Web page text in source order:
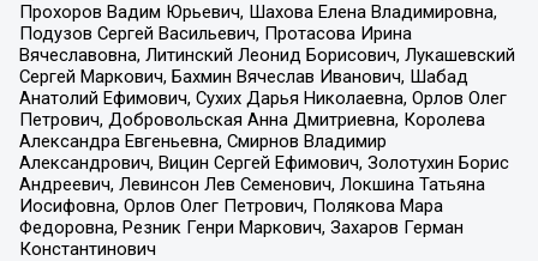
Прохоров Вадим Юрьевич, Шахова Елена Владимировна,
Подузов Сергей Васильевич, Протасова Ирина
Вячеславовна, Литинский Леонид Борисович, Лукашевский
Сергей Маркович, Бахмин Вячеслав Иванович, Шабад
Анатолий Ефимович, Сухих Дарья Николаевна, Орлов Олег
Петрович, Добровольская Анна Дмитриевна, Королева
Александра Евгеньевна, Смирнов Владимир
Александрович, Вицин Сергей Ефимович, Золотухин Борис
Андреевич, Левинсон Лев Семенович, Локшина Татьяна
Иосифовна, Орлов Олег Петрович, Полякова Мара
Федоровна, Резник Генри Маркович, Захаров Герман
Константинович